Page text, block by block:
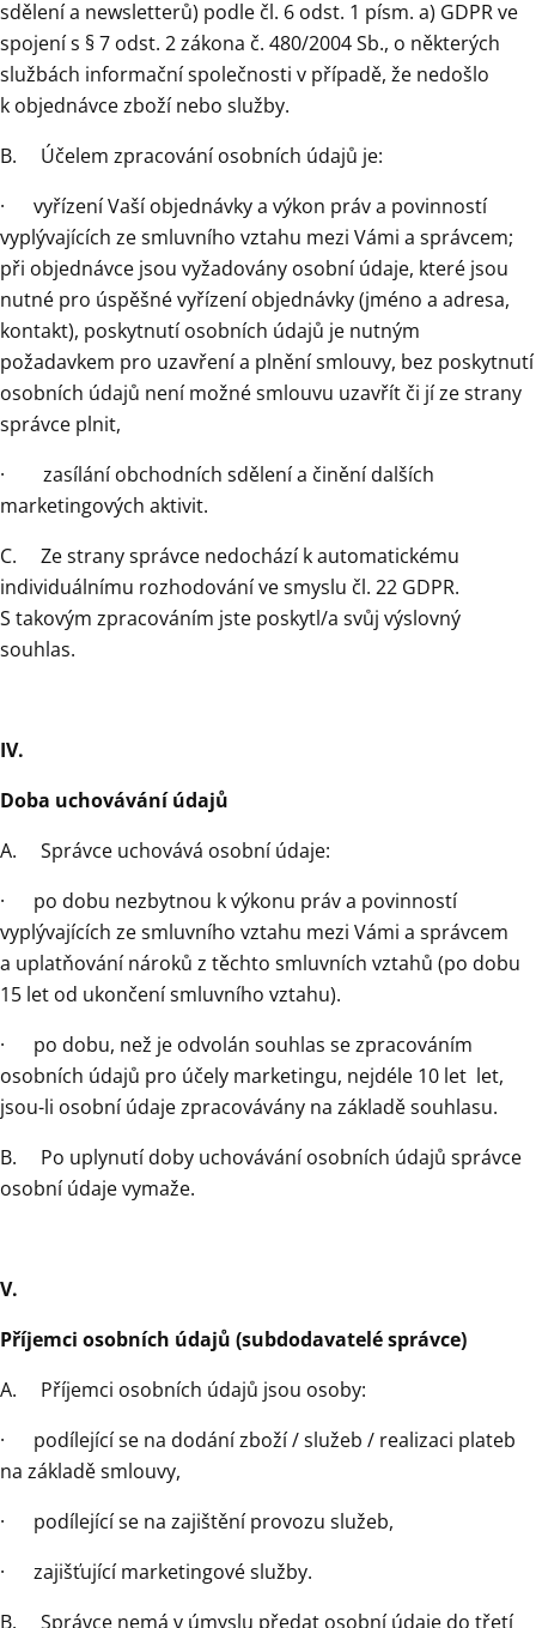
sdělení a newsletterů) podle čl. 6 odst. 1 písm. a) GDPR ve
spojení s § 7 odst. 2 zákona č. 480/2004 Sb., o některých
službách informační společnosti v případě, že nedošlo
k objednávce zboží nebo služby.
B. Účelem zpracování osobních údajů je:
· vyřízení Vaší objednávky a výkon práv a povinností
vyplývajících ze smluvního vztahu mezi Vámi a správcem;
při objednávce jsou vyžadovány osobní údaje, které jsou
nutné pro úspěšné vyřízení objednávky (jméno a adresa,
kontakt), poskytnutí osobních údajů je nutným
požadavkem pro uzavření a plnění smlouvy, bez poskytnutí
osobních údajů není možné smlouvu uzavřít či jí ze strany
správce plnit,
· zasílání obchodních sdělení a činění dalších
marketingových aktivit.
C. Ze strany správce nedochází k automatickému
individuálnímu rozhodování ve smyslu čl. 22 GDPR.
S takovým zpracováním jste poskytl/a svůj výslovný
souhlas.
IV.
Doba uchovávání údajů
A. Správce uchovává osobní údaje:
· po dobu nezbytnou k výkonu práv a povinností
vyplývajících ze smluvního vztahu mezi Vámi a správcem
a uplatňování nároků z těchto smluvních vztahů (po dobu
15 let od ukončení smluvního vztahu).
· po dobu, než je odvolán souhlas se zpracováním
osobních údajů pro účely marketingu, nejdéle 10 let let,
jsou-li osobní údaje zpracovávány na základě souhlasu.
B. Po uplynutí doby uchovávání osobních údajů správce
osobní údaje vymaže.
V.
Příjemci osobních údajů (subdodavatelé správce)
A. Příjemci osobních údajů jsou osoby:
· podílející se na dodání zboží / služeb / realizaci plateb
na základě smlouvy,
· podílející se na zajištění provozu služeb,
· zajišťující marketingové služby.
B. Správce nemá v úmyslu předat osobní údaje do třetí